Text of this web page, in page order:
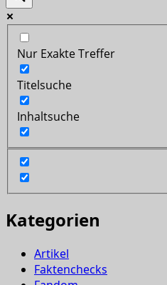
Nur Exakte Treffer
Titelsuche
Inhaltsuche
Kategorien
Artikel
Faktenchecks